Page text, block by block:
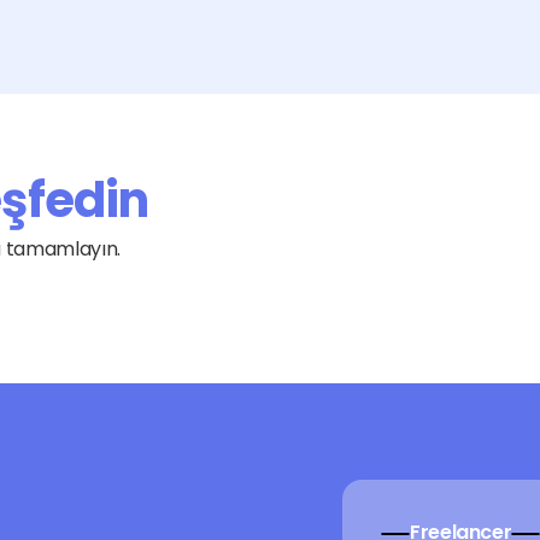
Freelancer